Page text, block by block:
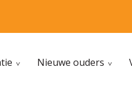
Nieuwe ouders